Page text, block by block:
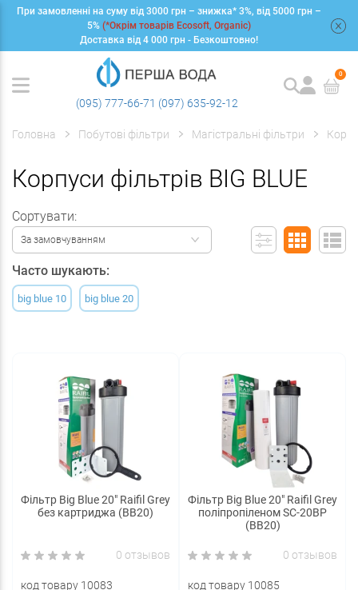
При замовленні на суму від 3000 грн – знижка* 3%, від 5000 грн –
5% (*Окрім товарів Ecosoft, Organic)
Доставка від 4 000 грн - Безкоштовно!
(095) 777-66-71 (097) 635-92-12
0
Головна Побутові фільтри Магістральні фільтри
Корпуси фільтрів BIG BLUE
Сортувати:
За замовчуванням
Часто шукають:
big blue 10 big blue 20
Фільтр Big Blue 20" Raifil Grey
без картриджа (BB20)
0 отзывов
код товару 10083
Фільтр Big Blue 20" Raifil Grey
поліпропіленом SC-20BP
(BB20)
0 отзывов
код товару 10085